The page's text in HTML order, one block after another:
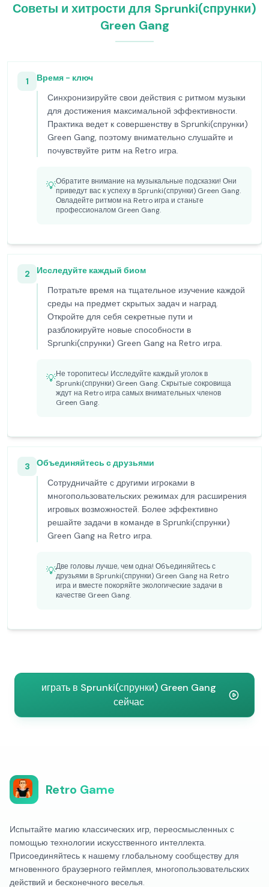
Советы и хитрости для Sprunki(спрунки)
Green Gang
1
Время - ключ
Синхронизируйте свои действия с ритмом музыки
для достижения максимальной эффективности.
Практика ведет к совершенству в Sprunki(спрунки)
Green Gang, поэтому внимательно слушайте и
почувствуйте ритм на Retro игра.
💡Обратите внимание на музыкальные подсказки! Они
приведут вас к успеху в Sprunki(спрунки) Green Gang.
Овладейте ритмом на Retro игра и станьте
профессионалом Green Gang.
2
Исследуйте каждый биом
Потратьте время на тщательное изучение каждой
среды на предмет скрытых задач и наград.
Откройте для себя секретные пути и
разблокируйте новые способности в
Sprunki(спрунки) Green Gang на Retro игра.
💡Не торопитесь! Исследуйте каждый уголок в
Sprunki(спрунки) Green Gang. Скрытые сокровища
ждут на Retro игра самых внимательных членов
Green Gang.
3
Объединяйтесь с друзьями
Сотрудничайте с другими игроками в
многопользовательских режимах для расширения
игровых возможностей. Более эффективно
решайте задачи в команде в Sprunki(спрунки)
Green Gang на Retro игра.
💡Две головы лучше, чем одна! Объединяйтесь с
друзьями в Sprunki(спрунки) Green Gang на Retro
игра и вместе покоряйте экологические задачи в
качестве Green Gang.
играть в Sprunki(спрунки) Green Gang
сейчас
Retro Game
Испытайте магию классических игр, переосмысленных с
помощью технологии искусственного интеллекта.
Присоединяйтесь к нашему глобальному сообществу для
мгновенного браузерного геймплея, многопользовательских
действий и бесконечного веселья.